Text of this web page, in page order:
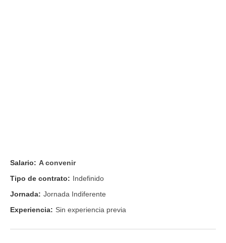
Salario: A convenir
Tipo de contrato: Indefinido
Jornada: Jornada Indiferente
Experiencia: Sin experiencia previa